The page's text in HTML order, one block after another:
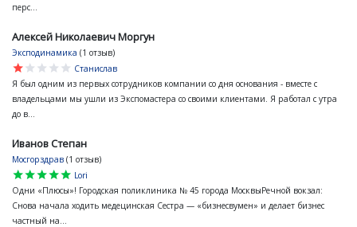
перс...
Алексей Николаевич Моргун
Эксподинамика (1 отзыв)
star
star
star
star
star
Станислав
Я был одним из первых сотрудников компании со дня основания - вместе с
владельцами мы ушли из Экспомастера со своими клиентами. Я работал с утра
до в...
Иванов Степан
Мосгорздрав (1 отзыв)
star
star
star
star
star
Lori
Одни «Плюсы»! Городская поликлиника № 45 города МосквыРечной вокзал:
Снова начала ходить медецинская Сестра — «бизнесвумен» и делает бизнес
частный на...